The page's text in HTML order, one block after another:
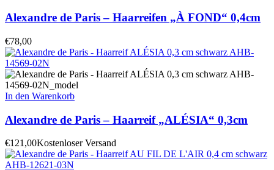
Alexandre de Paris – Haarreifen „À FOND“ 0,4cm
€78,00
In den Warenkorb
Alexandre de Paris – Haarreif „ALÉSIA“ 0,3cm
€121,00Kostenloser Versand